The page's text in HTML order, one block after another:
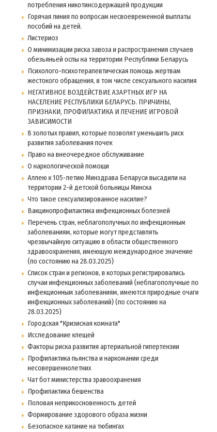
потребления никотинсодержащей продукции
Горячая линия по вопросам несвоевременной выплаты
пособий на детей.
Листериоз
О минимизации риска завоза и распространения случаев
обезьяньей оспы на территории Республики Беларусь
Психолого-психотерапевтическая помощь жертвам
жестокого обращения, в том числе сексуального насилия
НЕГАТИВНОЕ ВОЗДЕЙСТВИЕ АЗАРТНЫХ ИГР НА
НАСЕЛЕНИЕ РЕСПУБЛИКИ БЕЛАРУСЬ. ПРИЧИНЫ,
ПРИЗНАКИ, ПРОФИЛАКТИКА И ЛЕЧЕНИЕ ИГРОВОЙ
ЗАВИСИМОСТИ
8 золотых правил, которые позволят уменьшить риск
развития заболевания почек
Право на внеочередное обслуживание
О наркологической помощи
Аллею к 105-летию Минздрава Беларуси высадили на
территории 2-й детской больницы Минска
Что такое сексуализированное насилие?
Вакцинопрофилактика инфекционных болезней
Перечень стран, неблагополучных по инфекционным
заболеваниям, которые могут представлять
чрезвычайную ситуацию в области общественного
здравоохранения, имеющую международное значение
(по состоянию на 28.03.2025)
Список стран и регионов, в которых регистрировались
случаи инфекционных заболеваний (неблагополучные по
инфекционным заболеваниям, имеются природные очаги
инфекционных заболеваний) (по состоянию на
28.03.2025)
Городская "Кризисная комната"
Исследование клещей
Факторы риска развития артериальной гипертензии
Профилактика пьянства и наркомании среди
несовершеннолетних
Чат бот министерства зравоохранения
Профилактика бешенства
Половая неприкосновенность детей
Формирование здорового образа жизни
Безопасное катание на тюбингах